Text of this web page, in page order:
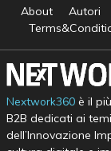
About Autori
Nextwork360è il
B2B dedicati ai
dell’Innovazione